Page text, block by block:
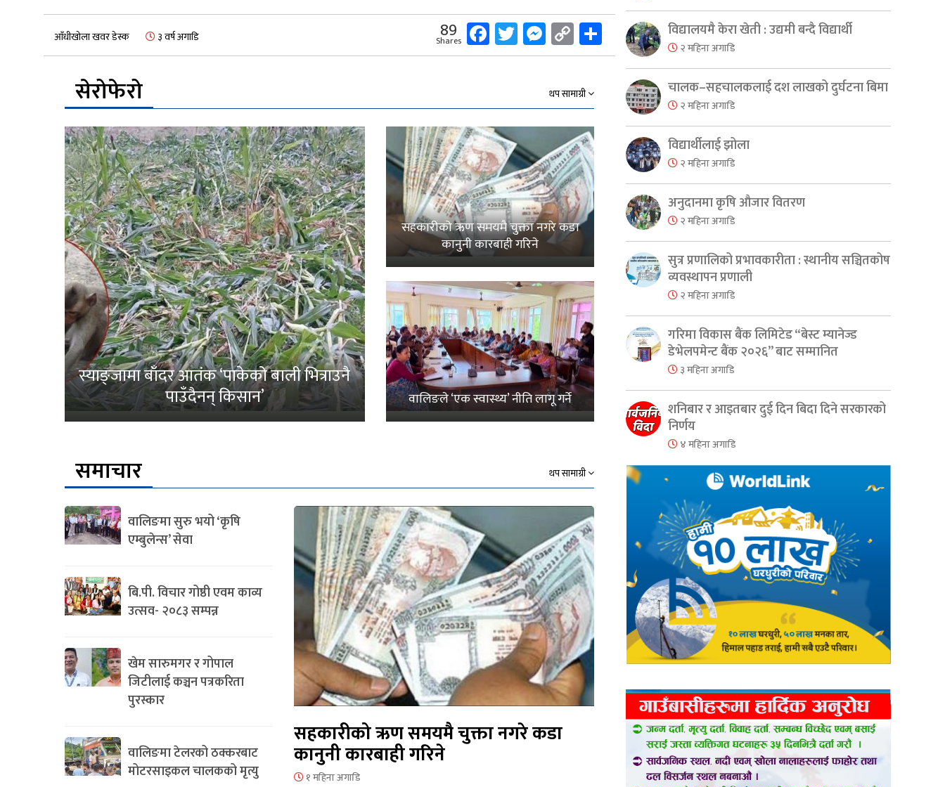
आँधीखोला खवर डेस्क ३ वर्ष अगाडि 89
Shares Facebook
Twitter
Messenger
Copy
Link
Share
सेरोफेरो
थप सामाग्री
स्याङ्जामा बाँदर आतंक ‘पाकेको बाली भित्राउनै
पाउँदैनन् किसान’
सहकारीको ऋण समयमै चुक्ता नगरे कडा
कानुनी कारबाही गरिने
वालिङले ‘एक स्वास्थ्य’ नीति लागू गर्ने
समाचार थप सामाग्री
वालिङमा सुरु भयो ‘कृषि
एम्बुलेन्स’ सेवा
बि.पी. विचार गोष्ठी एवम काव्य
उत्सव- २०८३ सम्पन्न
खेम सारुमगर र गोपाल
जिटीलाई कञ्चन पत्रकरिता
पुरस्कार
वालिङमा टेलरको ठक्करबाट
मोटरसाइकल चालकको मृत्यु
सहकारीको ऋण समयमै चुक्ता नगरे कडा
कानुनी कारबाही गरिने
१ महिना अगाडि
विद्यालयमै केरा खेती : उद्यमी बन्दै विद्यार्थी
२ महिना अगाडि
चालक–सहचालकलाई दश लाखको दुर्घटना बिमा
२ महिना अगाडि
विद्यार्थीलाई झोला
२ महिना अगाडि
अनुदानमा कृषि औजार वितरण
२ महिना अगाडि
सुत्र प्रणालिको प्रभावकारीता : स्थानीय सञ्चितकोष
व्यवस्थापन प्रणाली
२ महिना अगाडि
गरिमा विकास बैंक लिमिटेड “बेस्ट म्यानेज्ड
डेभेलपमेन्ट बैंक २०२६” बाट सम्मानित
३ महिना अगाडि
शनिबार र आइतबार दुई दिन बिदा दिने सरकारको
निर्णय
४ महिना अगाडि